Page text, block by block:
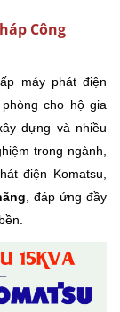
Công
máy phát điện
cho hộ gia
dựng và nhiều
trong ngành,
điện Komatsu,
, đáp ứng đầy